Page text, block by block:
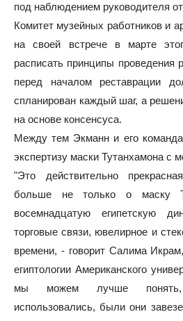
под наблюдением руководителя
Комитет музейных работников и
на своей встрече в марте
расписать принципы проведения
перед началом реставрации
спланирован каждый шаг, а
на основе консенсуса.
Между тем Экманн и его
экспертизу маски Тутанхамона с
"Это действительно
больше не только о маску
восемнадцатую египетскую
торговые связи, ювелирное и
времени, - говорит Салима
египтологии Американского
мы можем лучше понять,
использовались, были они